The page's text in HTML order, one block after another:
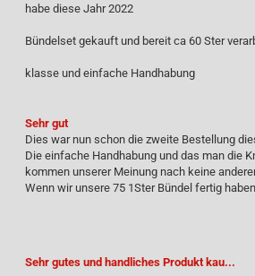
habe diese Jahr 2022
Bündelset gekauft und bereit ca 60 Ster
klasse und einfache Handhabung
Sehr gut
Dies war nun schon die zweite Bestellung
Die einfache Handhabung und das man die
kommen unserer Meinung nach keine
Wenn wir unsere 75 1Ster Bündel fertig
Sehr gutes und handliches Produkt kau...